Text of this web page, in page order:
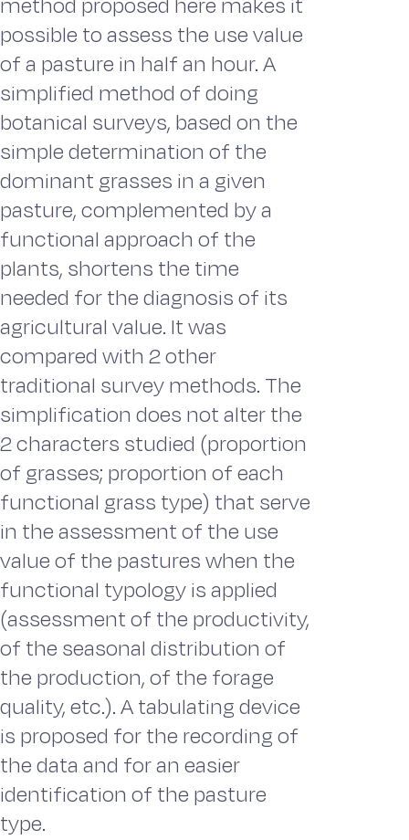
possible to assess the use value
of a pasture in half an hour. A
simplified method of doing
botanical surveys, based on the
simple determination of the
dominant grasses in a given
pasture, complemented by a
functional approach of the
plants, shortens the time
needed for the diagnosis of its
agricultural value. It was
compared with 2 other
traditional survey methods. The
simplification does not alter the
2 characters studied (proportion
of grasses; proportion of each
functional grass type) that serve
in the assessment of the use
value of the pastures when the
functional typology is applied
(assessment of the productivity,
of the seasonal distribution of
the production, of the forage
quality, etc.). A tabulating device
is proposed for the recording of
the data and for an easier
identification of the pasture
type.